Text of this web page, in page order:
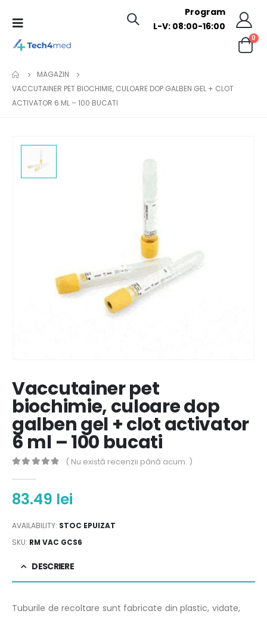
Program
L-V: 08:00-16:00
0
MAGAZIN
VACCUTAINER PET BIOCHIMIE, CULOARE DOP GALBEN GEL + CLOT
ACTIVATOR 6 ML – 100 BUCATI
Vaccutainer pet
biochimie, culoare dop
galben gel + clot activator
6 ml – 100 bucati
( Nu există recenzii până acum. )
83.49 lei
AVAILABILITY: STOC EPUIZAT
SKU: RM VAC GCS6
DESCRIERE
Tuburile de recoltare sunt fabricate din plastic, vidate,